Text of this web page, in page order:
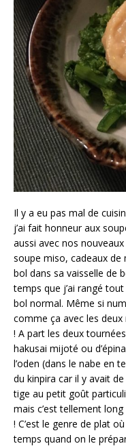
Il y a eu pas mal de
j’ai fait honneur aux
aussi avec nos
soupe miso, cadeaux
bol dans sa vaisselle de
temps que j’ai rangé
bol normal. Même si
comme ça avec les
! A part les deux
hakusai mijoté ou
l’oden (dans le nabe en
du kinpira car il y avait
tige au petit goût
mais c’est tellement
! C’est le genre de plat
temps quand on le